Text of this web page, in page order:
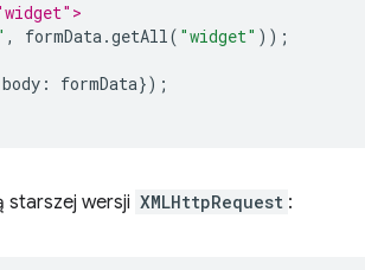
, formData.getAll( "widget" ));
body : formData});
starszej wersji XMLHttpRequest :